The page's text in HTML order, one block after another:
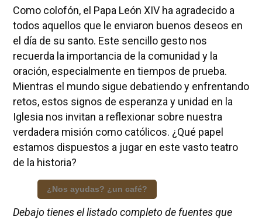
Como colofón, el Papa León XIV ha agradecido a
todos aquellos que le enviaron buenos deseos en
el día de su santo. Este sencillo gesto nos
recuerda la importancia de la comunidad y la
oración, especialmente en tiempos de prueba.
Mientras el mundo sigue debatiendo y enfrentando
retos, estos signos de esperanza y unidad en la
Iglesia nos invitan a reflexionar sobre nuestra
verdadera misión como católicos. ¿Qué papel
estamos dispuestos a jugar en este vasto teatro
de la historia?
¿Nos ayudas? ¿un café?
Debajo tienes el listado completo de fuentes que